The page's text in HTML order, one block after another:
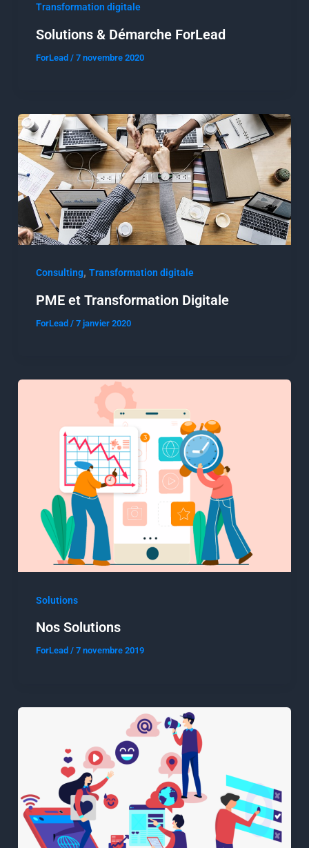
Transformation digitale
Solutions & Démarche ForLead
ForLead / 7 novembre 2020
Consulting, Transformation digitale
PME et Transformation Digitale
ForLead / 7 janvier 2020
Solutions
Nos Solutions
ForLead / 7 novembre 2019